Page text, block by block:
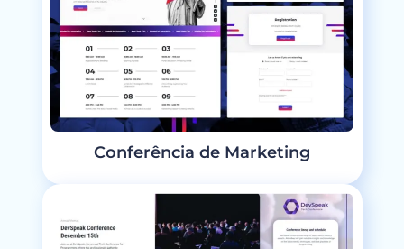
Conferência de Marketing